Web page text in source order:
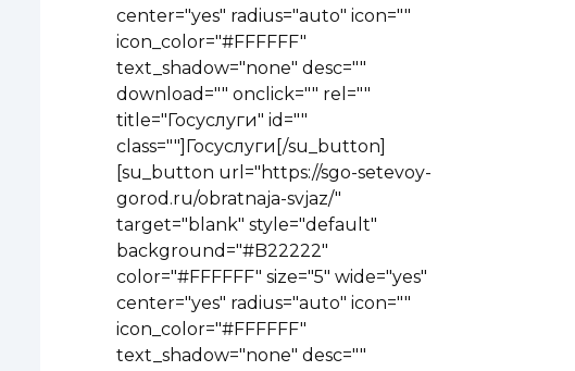
center="yes" radius="auto" icon=""
icon_color="#FFFFFF"
text_shadow="none" desc=""
download="" onclick="" rel=""
title="Госуслуги" id=""
class=""]Госуслуги[/su_button]
[su_button url="https://sgo-setevoy-
gorod.ru/obratnaja-svjaz/"
target="blank" style="default"
background="#B22222"
color="#FFFFFF" size="5" wide="yes"
center="yes" radius="auto" icon=""
icon_color="#FFFFFF"
text_shadow="none" desc=""